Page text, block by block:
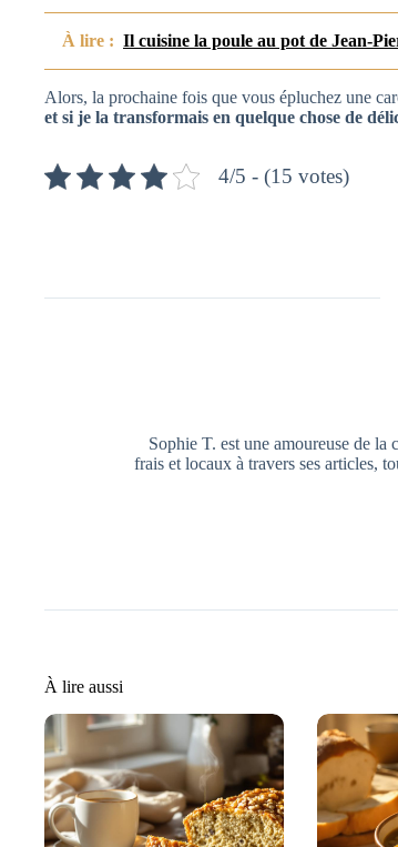
À lire : Il cuisine la poule au pot de Jean-
Alors, la prochaine fois que vous épluchez une
et si je la transformais en quelque chose de
4/5 - (15 votes)
Sophie T. est une amoureuse de
frais et locaux à travers ses articles,
À lire aussi